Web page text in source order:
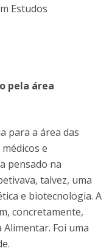
Estudos
pela área
para a área das
e
pensado na
talvez, uma
e biotecnologia. A
concretamente,
Foi uma